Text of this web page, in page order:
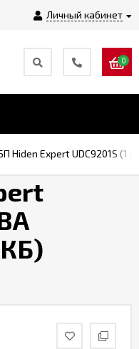
Личный кабинет
0
Hiden Expert UDC9201S (1